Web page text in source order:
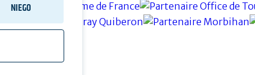
NIEGO